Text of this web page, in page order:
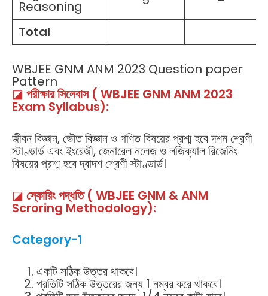
Reasoning
Total
WBJEE GNM ANM 2023 Question paper
Pattern
◪ পরীক্ষার সিলেবাস ( WBJEE GNM ANM 2023
Exam Syllabus):
জীবন বিজ্ঞান, ভৌত বিজ্ঞান ও গণিত বিষয়ের প্রশ্ম হবে দশম শ্রেণী
স্টাণ্ডার্ড এবং ইংরেজী, জেনারেল নলেজ ও লজিক্যাল রিজেনিং
বিষয়ের প্রশ্ম হবে দ্বাদশ শ্রেণী স্টাণ্ডার্ড।
◪ স্কোরিং পদ্ধতি ( WBJEE GNM & ANM
Scroring Methodology):
Category-1
একটি সঠিক উত্তর থাকবে।
প্রতিটি সঠিক উত্তরের জন্য 1 নম্বর করে থাকবে।